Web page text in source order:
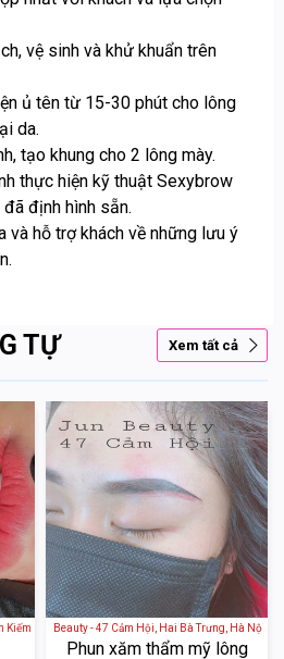
vệ sinh và khử khuẩn trên
ủ tên từ 15-30 phút cho lông
da.
tạo khung cho 2 lông mày.
thực hiện kỹ thuật Sexybrow
định hình sẵn.
và hỗ trợ khách về những lưu ý
TỰ Xem tất cả
- Hà NộiJun Beauty - 47 Cảm Hội, Hai Bà Trưng, Hà Nội
Phun xăm thẩm mỹ lông